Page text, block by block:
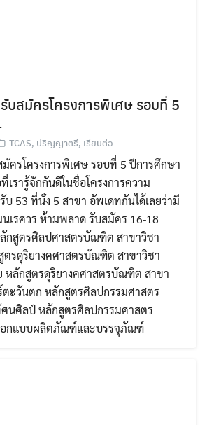
บสมัครโครงการพิเศษ รอบที่ 5
TCAS, ปริญญาตรี, เรียนต่อ
มัครโครงการพิเศษ รอบที่ 5 ปีการศึกษา
รารู้จักกันดีในชื่อโครงการความ
บ 53 ที่นั่ง 5 สาขา อัพเดทกันได้เลยว่ามี
เรศวร ห้ามพลาด รับสมัคร 16-18
กสูตรศิลปศาสตรบัณฑิต สาขาวิชา
รดุริยางคศาสตรบัณฑิต สาขาวิชา
หลักสูตรดุริยางคศาสตรบัณฑิต สาขา
ตะวันตก หลักสูตรศิลปกรรมศาสตร
นศิลป์ หลักสูตรศิลปกรรมศาสตร
กแบบผลิตภัณฑ์และบรรจุภัณฑ์